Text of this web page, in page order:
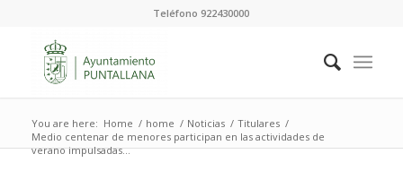
Teléfono 922430000
You are here: Home / home / Noticias / Titulares /
Medio centenar de menores participan en las actividades de
verano impulsadas...